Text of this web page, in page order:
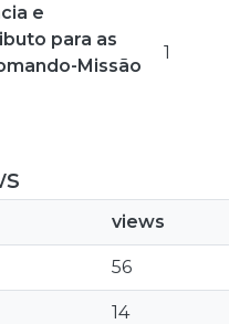
e
para as
Missão
1
views
56
14